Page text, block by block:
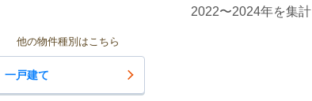
2022〜2024年を集計
他の物件種別はこちら
一戸建て